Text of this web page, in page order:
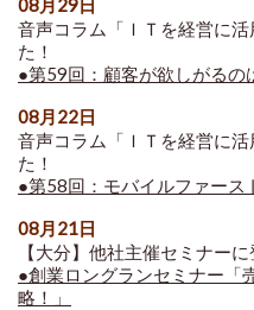
08月29日
音声コラム「ＩＴを経営に
た！
●第59回：顧客が欲しがるの
08月22日
音声コラム「ＩＴを経営に
た！
●第58回：モバイルファース
08月21日
【大分】他社主催セミナー
●創業ロングランセミナー「
略！」